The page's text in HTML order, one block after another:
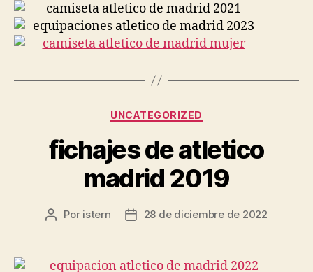
Categorías
UNCATEGORIZED
fichajes de atletico
madrid 2019
Autor
entrada
Por istern
Fecha
entrada
28 de diciembre de 2022